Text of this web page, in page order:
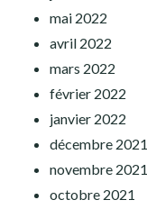
mai 2022
avril 2022
mars 2022
février 2022
janvier 2022
décembre 2021
novembre 2021
octobre 2021